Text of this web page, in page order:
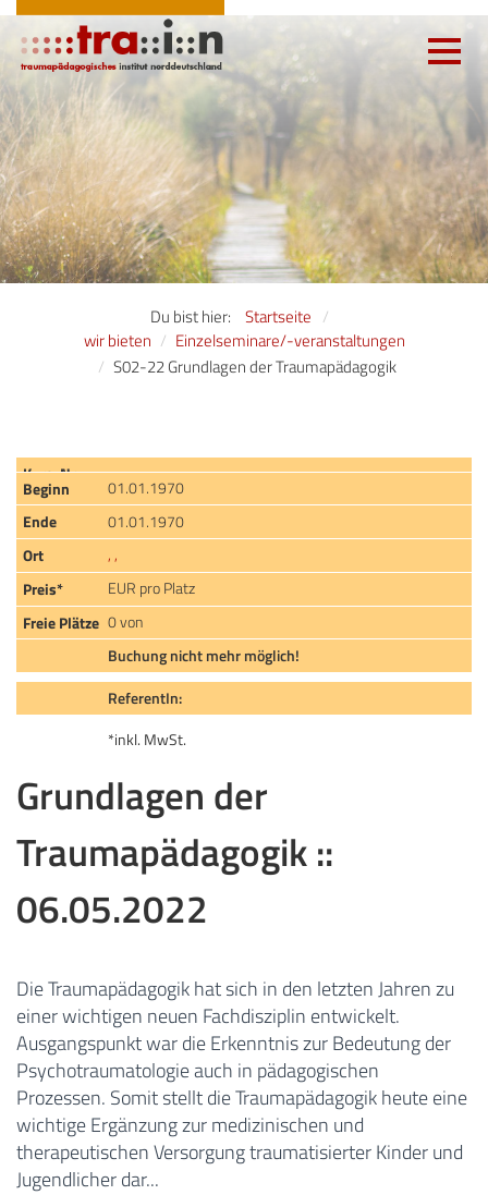
Toggle
navigation
Du bist hier:
Startseite
wir bieten
Einzelseminare/-veranstaltungen
S02-22 Grundlagen der Traumapädagogik
01.01.1970
01.01.1970
, ,
EUR pro Platz
0 von
Buchung nicht mehr möglich!
ReferentIn:
*inkl. MwSt.
Grundlagen der
Traumapädagogik ::
06.05.2022
Die Traumapädagogik hat sich in den letzten Jahren zu
einer wichtigen neuen Fachdisziplin entwickelt.
Ausgangspunkt war die Erkenntnis zur Bedeutung der
Psychotraumatologie auch in pädagogischen
Prozessen. Somit stellt die Traumapädagogik heute eine
wichtige Ergänzung zur medizinischen und
therapeutischen Versorgung traumatisierter Kinder und
Jugendlicher dar...